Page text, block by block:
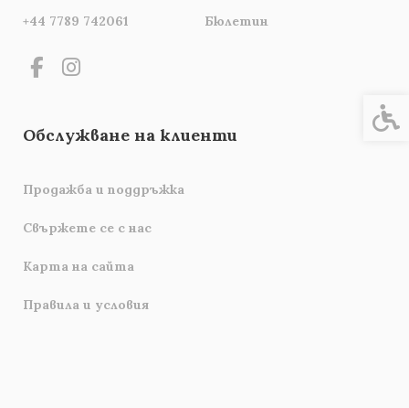
+44 7789 742061
Обслужване на клиенти
Продажба и поддръжка
Свържете се с нас
Карта на сайта
Правила и условия
Бюлетин